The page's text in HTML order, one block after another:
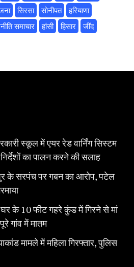
सिरसा सोनीपत
हरियाणा
समाचार हांसी हिसार
‌जींद
स्कूल में एयर रेड वार्निंग सिस्टम
का पालन करने की सलाह
के सरपंच पर गबन का आरोप, पटेल
घर के 10 फीट गहरे कुंड में गिरने से मां
गांव में मातम
मामले में महिला गिरफ्तार, पुलिस